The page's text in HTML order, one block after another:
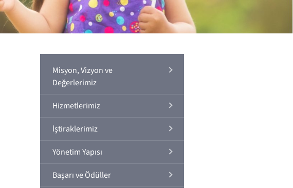
Misyon, Vizyon ve
Değerlerimiz
Hizmetlerimiz
İştiraklerimiz
Yönetim Yapısı
Başarı ve Ödüller